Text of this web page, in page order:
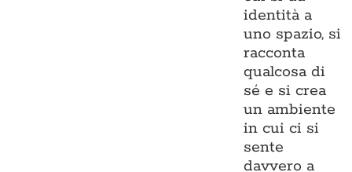
identità a
uno spazio, si
racconta
qualcosa di
sé e si crea
un ambiente
in cui ci si
sente
davvero a